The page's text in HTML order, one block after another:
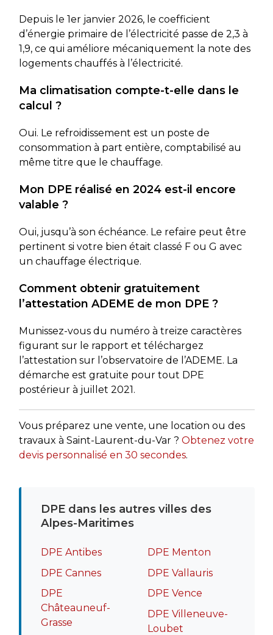
Depuis le 1er janvier 2026, le coefficient
d’énergie primaire de l’électricité passe de 2,3 à
1,9, ce qui améliore mécaniquement la note des
logements chauffés à l’électricité.
Ma climatisation compte-t-elle dans le
calcul ?
Oui. Le refroidissement est un poste de
consommation à part entière, comptabilisé au
même titre que le chauffage.
Mon DPE réalisé en 2024 est-il encore
valable ?
Oui, jusqu’à son échéance. Le refaire peut être
pertinent si votre bien était classé F ou G avec
un chauffage électrique.
Comment obtenir gratuitement
l’attestation ADEME de mon DPE ?
Munissez-vous du numéro à treize caractères
figurant sur le rapport et téléchargez
l’attestation sur l’observatoire de l’ADEME. La
démarche est gratuite pour tout DPE
postérieur à juillet 2021.
Vous préparez une vente, une location ou des
travaux à Saint-Laurent-du-Var ? Obtenez votre
devis personnalisé en 30 secondes.
DPE dans les autres villes des
Alpes-Maritimes
DPE Antibes
DPE Cannes
DPE
Châteauneuf-
Grasse
DPE Menton
DPE Vallauris
DPE Vence
DPE Villeneuve-
Loubet